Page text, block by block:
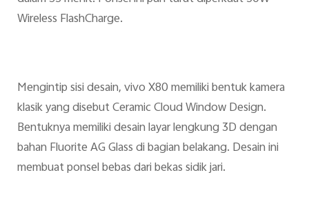
Wireless FlashCharge.
Mengintip sisi desain, vivo X80 memiliki bentuk kamera
klasik yang disebut Ceramic Cloud Window Design.
Bentuknya memiliki desain layar lengkung 3D dengan
bahan Fluorite AG Glass di bagian belakang. Desain ini
membuat ponsel bebas dari bekas sidik jari.